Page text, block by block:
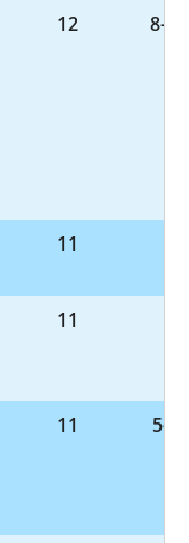
12 8-
11
11
11 5-